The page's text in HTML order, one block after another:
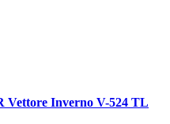
Vettore Inverno V-524 TL